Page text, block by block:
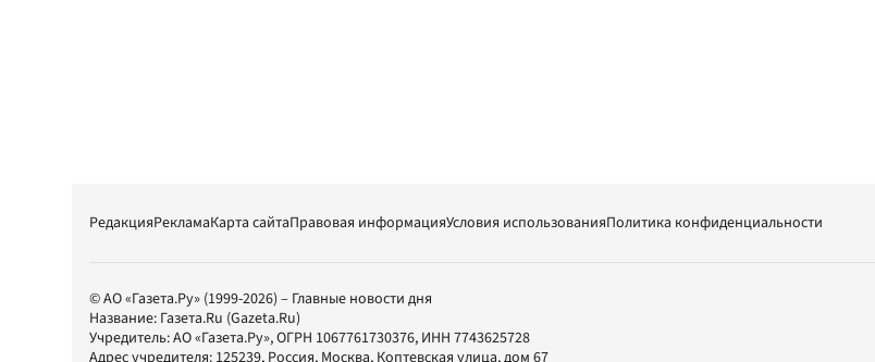
РедакцияРекламаКарта сайтаПравовая информацияУсловия использованияПолитика конфиденциальности
© АО «Газета.Ру» (1999-2026) – Главные новости дня
Название: Газета.Ru (Gazeta.Ru)
Учредитель:АО «Газета.Ру», ОГРН 1067761730376, ИНН 7743625728
Адрес учредителя: 125239, Россия, Москва, Коптевская улица, дом 67